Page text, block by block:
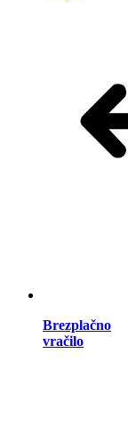
Brezplačno
vračilo